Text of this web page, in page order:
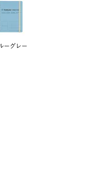
ーグレー